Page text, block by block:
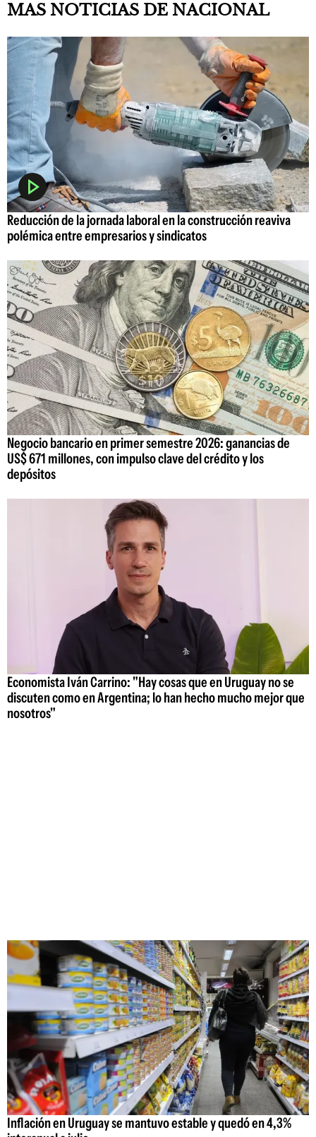
MAS NOTICIAS DE NACIONAL
Reducción de la jornada laboral en la construcción reaviva
polémica entre empresarios y sindicatos
Negocio bancario en primer semestre 2026: ganancias de
US$ 671 millones, con impulso clave del crédito y los
depósitos
Economista Iván Carrino: "Hay cosas que en Uruguay no se
discuten como en Argentina; lo han hecho mucho mejor que
nosotros"
Inflación en Uruguay se mantuvo estable y quedó en 4,3%